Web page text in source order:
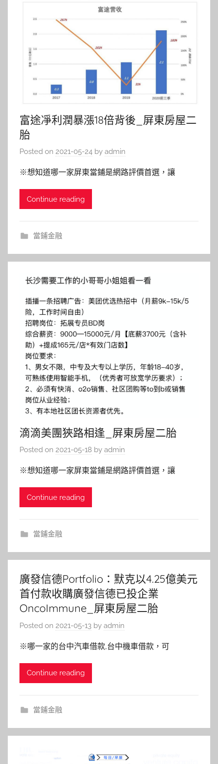
富途凈利潤暴漲18倍背後_屏東房屋二
胎
Posted on 2021-05-24 by admin
※想知道哪一家屏東當鋪是網路評價首選，讓
Continue reading
當鋪金融
滴滴美團狹路相逢_屏東房屋二胎
Posted on 2021-05-18 by admin
※想知道哪一家屏東當鋪是網路評價首選，讓
Continue reading
當鋪金融
廣發信德Portfolio：默克以4.25億美元
首付款收購廣發信德已投企業
OncoImmune_屏東房屋二胎
Posted on 2021-05-13 by admin
※哪一家的台中汽車借款,台中機車借款，可
Continue reading
當鋪金融